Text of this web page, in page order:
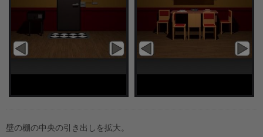
壁の棚の中央の引き出しを拡大。